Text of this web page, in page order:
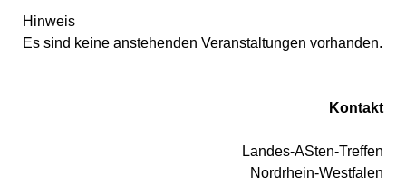
Hinweis
Es sind keine anstehenden Veranstaltungen vorhanden.
Kontakt
Landes-ASten-Treffen
Nordrhein-Westfalen